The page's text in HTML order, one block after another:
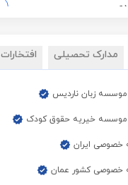
مدارک تحصیلی افتخارات
خصوصی ایران
خصوصی کشور عمان